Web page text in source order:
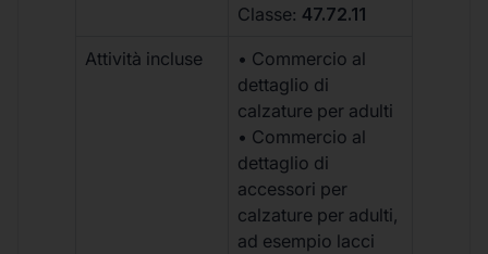
Classe: 47.72.11
Attività incluse
• Commercio al
dettaglio di
calzature per adulti
• Commercio al
dettaglio di
accessori per
calzature per adulti,
ad esempio lacci